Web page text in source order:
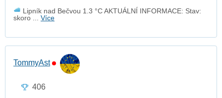
Lipník nad Bečvou 1.3 °C AKTUÁLNÍ INFORMACE: Stav:
skoro ... Více
TommyAst
406